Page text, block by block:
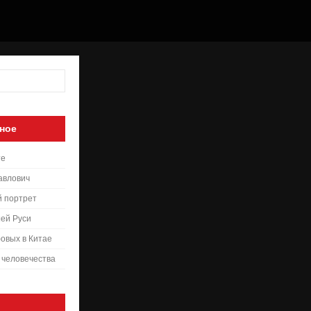
портрет
Руси
в Китае